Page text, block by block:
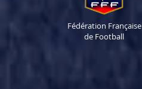
Fédération Française
de Football